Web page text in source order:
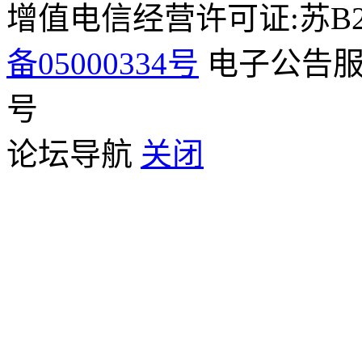
增值电信经营许可证:苏
备05000334号 电子公告
号
论坛导航 关闭